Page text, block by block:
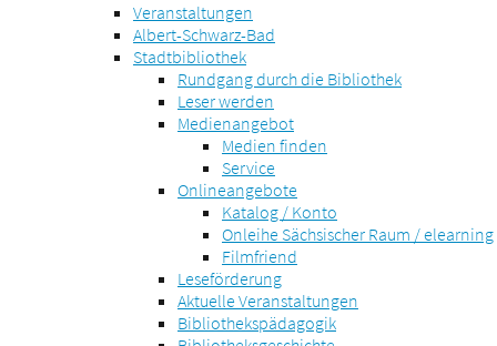
Veranstaltungen
Albert-Schwarz-Bad
Stadtbibliothek
Rundgang durch die Bibliothek
Leser werden
Medienangebot
Medien finden
Service
Onlineangebote
Katalog / Konto
Onleihe Sächsischer Raum / elearning
Filmfriend
Leseförderung
Aktuelle Veranstaltungen
Bibliothekspädagogik